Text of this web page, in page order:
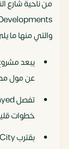
والتي منها ما
يبعد
عن مول
خطوات
بقترب Rovan City من مول سنترادا هب الشيخ زايد.